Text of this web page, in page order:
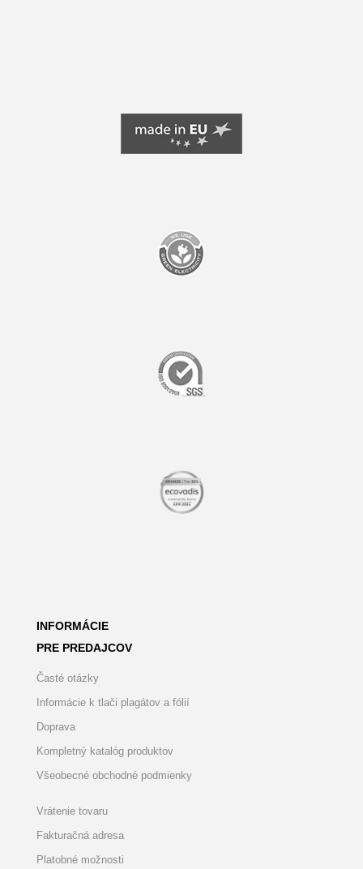
INFORMÁCIE
PRE PREDAJCOV
Časté otázky
Informácie k tlači plagátov a fólií
Doprava
Kompletný katalóg produktov
Všeobecné obchodné podmienky
Vrátenie tovaru
Fakturačná adresa
Platobné možnosti